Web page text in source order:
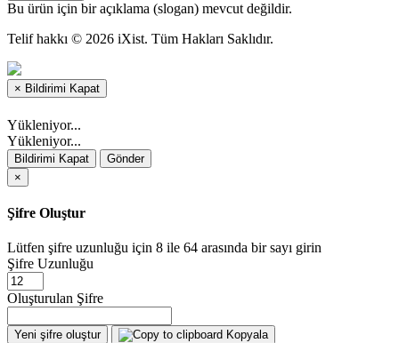
Bu ürün için bir açıklama (slogan) mevcut değildir.
Telif hakkı © 2026 iXist. Tüm Hakları Saklıdır.
× Bildirimi Kapat
Yükleniyor...
Yükleniyor...
Bildirimi Kapat
Gönder
×
Şifre Oluştur
Lütfen şifre uzunluğu için 8 ile 64 arasında bir sayı girin
Şifre Uzunluğu
Oluşturulan Şifre
Yeni şifre oluştur
Kopyala